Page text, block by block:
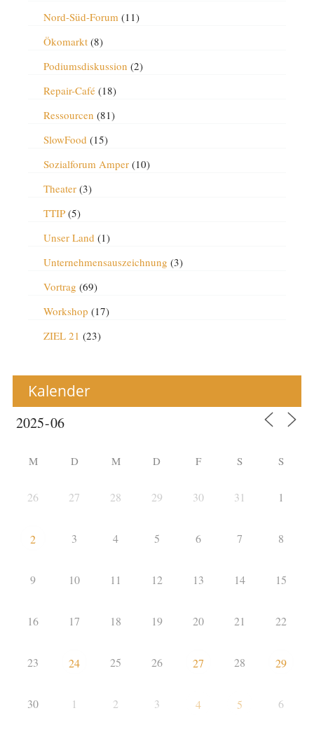
Nord-Süd-Forum(11)
Ökomarkt(8)
Podiumsdiskussion (2)
Repair-Café(18)
Ressourcen (81)
SlowFood (15)
Sozialforum Amper(10)
Theater(3)
TTIP(5)
Unser Land (1)
Unternehmensauszeichnung (3)
Vortrag (69)
Workshop (17)
ZIEL 21 (23)
Kalender
M D M D F S S
26 27 28 29 30 31 1
2 3 4 5 6 7 8
9 10 11 12 13 14 15
16 17 18 19 20 21 22
23 24 25 26 27 28 29
30 1 2 3 4 5 6